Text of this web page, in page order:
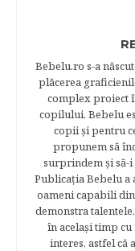
Bebelu.ro s-a
plăcerea
complex proiect
copilului. Bebelu
copii şi pentru
propunem să
surprindem şi să-
Publicația Bebelu a
oameni capabili
demonstra
în acelaşi timp
interes, astfel că